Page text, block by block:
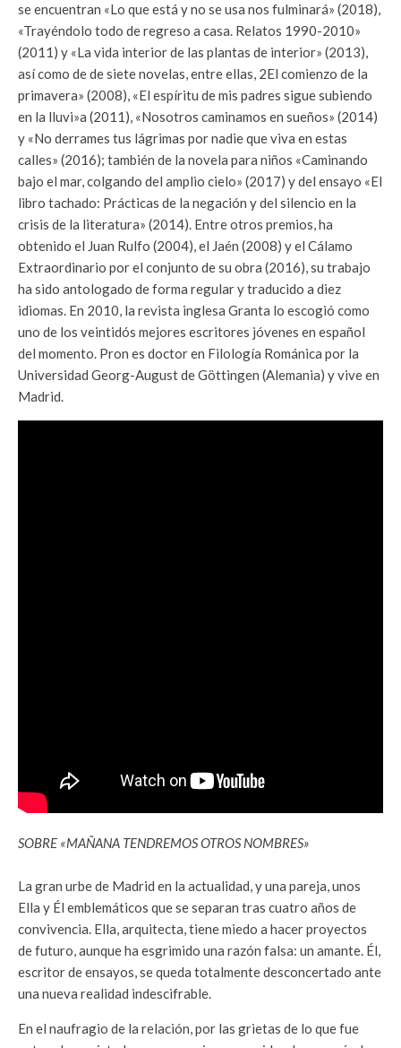
se encuentran «Lo que está y no se usa nos fulminará» (2018),
«Trayéndolo todo de regreso a casa. Relatos 1990-2010»
(2011) y «La vida interior de las plantas de interior» (2013),
así como de de siete novelas, entre ellas, 2El comienzo de la
primavera» (2008), «El espíritu de mis padres sigue subiendo
en la lluvi»a (2011), «Nosotros caminamos en sueños» (2014)
y «No derrames tus lágrimas por nadie que viva en estas
calles» (2016); también de la novela para niños «Caminando
bajo el mar, colgando del amplio cielo» (2017) y del ensayo «El
libro tachado: Prácticas de la negación y del silencio en la
crisis de la literatura» (2014). Entre otros premios, ha
obtenido el Juan Rulfo (2004), el Jaén (2008) y el Cálamo
Extraordinario por el conjunto de su obra (2016), su trabajo
ha sido antologado de forma regular y traducido a diez
idiomas. En 2010, la revista inglesa Granta lo escogió como
uno de los veintidós mejores escritores jóvenes en español
del momento. Pron es doctor en Filología Románica por la
Universidad Georg-August de Göttingen (Alemania) y vive en
Madrid.
SOBRE «MAÑANA TENDREMOS OTROS NOMBRES»
La gran urbe de Madrid en la actualidad, y una pareja, unos
Ella y Él emblemáticos que se separan tras cuatro años de
convivencia. Ella, arquitecta, tiene miedo a hacer proyectos
de futuro, aunque ha esgrimido una razón falsa: un amante. Él,
escritor de ensayos, se queda totalmente desconcertado ante
una nueva realidad indescifrable.
En el naufragio de la relación, por las grietas de lo que fue